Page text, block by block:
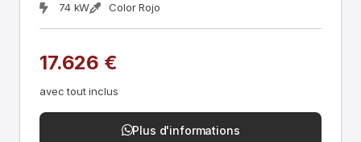
74 kW
Color Rojo
17.626 €
avec tout inclus
Plus d'informations